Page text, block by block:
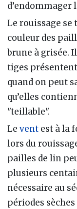
d’endommager
Le rouissage
couleur des
brune à grisée.
tiges
quand on peut
qu’elles
"teillable".
Le vent est à la
lors du
pailles de lin
plusieurs
nécessaire au
périodes